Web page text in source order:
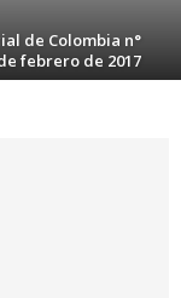
de Colombia n°
febrero de 2017